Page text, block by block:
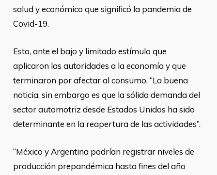
salud y económico que significó la pandemia de
Covid-19.
Esto, ante el bajo y limitado estímulo que
aplicaron las autoridades a la economía y que
terminaron por afectar al consumo. “La buena
noticia, sin embargo es que la sólida demanda del
sector automotriz desde Estados Unidos ha sido
determinante en la reapertura de las actividades”.
“México y Argentina podrían registrar niveles de
producción prepandémica hasta fines del año